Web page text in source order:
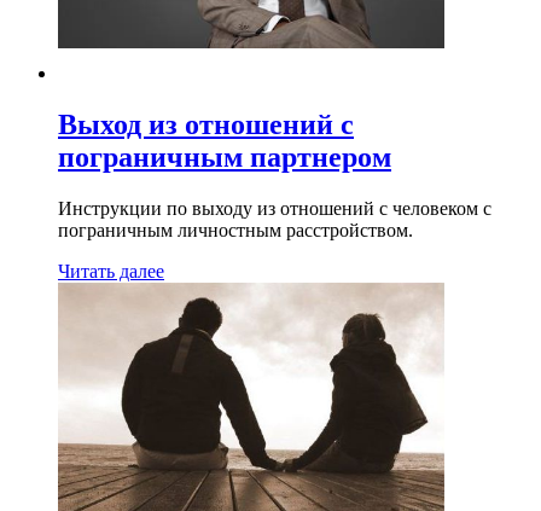
Выход из отношений с
пограничным партнером
Инструкции по выходу из отношений с человеком с
пограничным личностным расстройством.
Читать далее